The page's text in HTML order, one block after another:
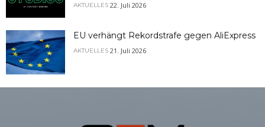
AKTUELLES 22. Juli 2026
EU verhängt Rekordstrafe gegen AliExpress
AKTUELLES 21. Juli 2026